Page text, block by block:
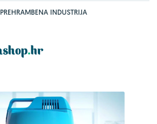
PREHRAMBENA INDUSTRIJA